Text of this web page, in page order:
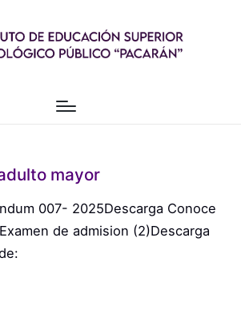
mayor
007- 2025Descarga Conoce
de admision (2)Descarga